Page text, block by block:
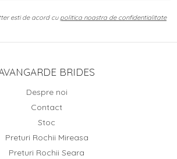
esti de acord cu politica noastra de confidentialitate
BRIDES
Despre noi
Contact
Stoc
Preturi Rochii Mireasa
Preturi Rochii Seara